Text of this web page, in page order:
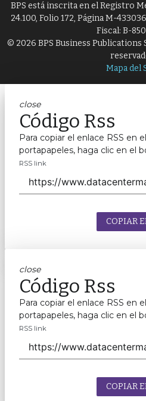
BPS está inscrita en el Registro
24.100, Folio 172, Página M-
Fiscal: B-
© 2026 BPS Business Publications
Mapa del
close
Código Rss
Para copiar el enlace RSS en el
portapapeles, haga clic en el
RSS link
COPIAR
close
Código Rss
Para copiar el enlace RSS en el
portapapeles, haga clic en el
RSS link
COPIAR